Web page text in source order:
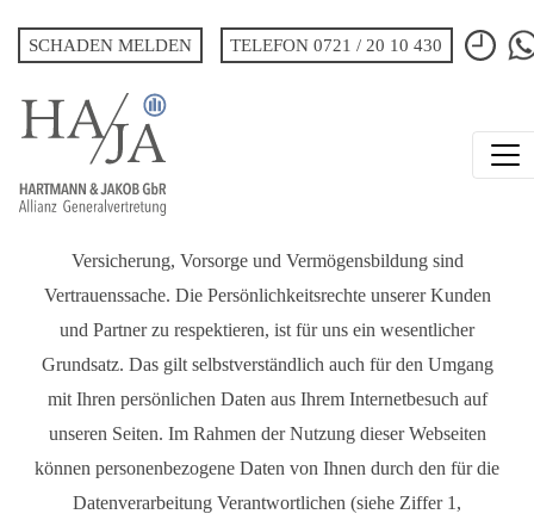
SCHADEN MELDEN TELEFON 0721 / 20 10 430
Versicherung, Vorsorge und Vermögensbildung sind
Vertrauenssache. Die Persönlichkeitsrechte unserer Kunden
und Partner zu respektieren, ist für uns ein wesentlicher
Grundsatz. Das gilt selbstverständlich auch für den Umgang
mit Ihren persönlichen Daten aus Ihrem Internetbesuch auf
unseren Seiten. Im Rahmen der Nutzung dieser Webseiten
können personenbezogene Daten von Ihnen durch den für die
Datenverarbeitung Verantwortlichen (siehe Ziffer 1,